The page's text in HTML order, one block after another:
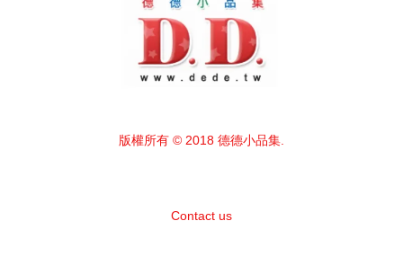
版權所有 © 2018 德德小品集.
Contact us